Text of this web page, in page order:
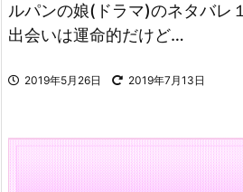
ルパンの娘(ドラマ)のネタバレ
出会いは運命的だけど…
2019年5月26日 2019年7月13日